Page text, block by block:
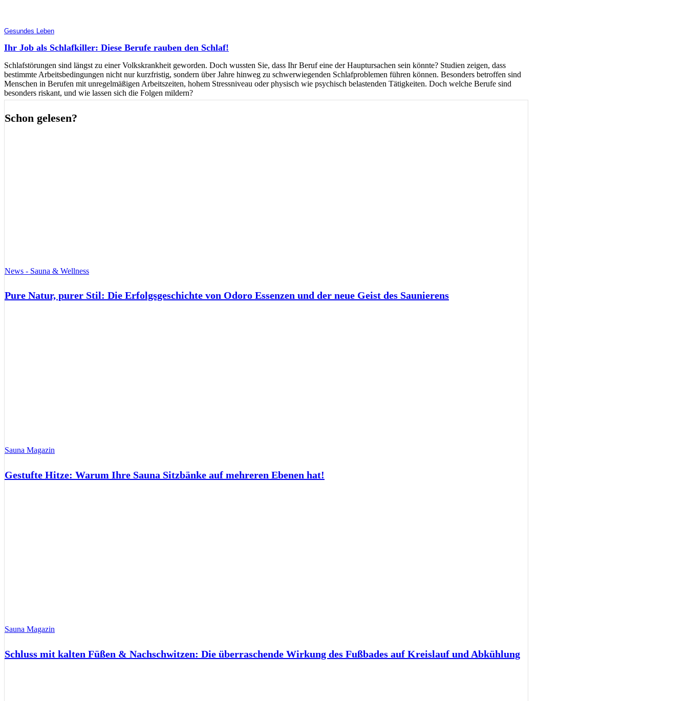
Gesundes Leben
Ihr Job als Schlafkiller: Diese Berufe rauben den Schlaf!
Schlafstörungen sind längst zu einer Volkskrankheit geworden. Doch wussten Sie, dass Ihr Beruf eine der Hauptursachen sein könnte? Studien zeigen, dass
bestimmte Arbeitsbedingungen nicht nur kurzfristig, sondern über Jahre hinweg zu schwerwiegenden Schlafproblemen führen können. Besonders betroffen sind
Menschen in Berufen mit unregelmäßigen Arbeitszeiten, hohem Stressniveau oder physisch wie psychisch belastenden Tätigkeiten. Doch welche Berufe sind
besonders riskant, und wie lassen sich die Folgen mildern?
Schon gelesen?
News - Sauna & Wellness
Pure Natur, purer Stil: Die Erfolgsgeschichte von Odoro Essenzen und der neue Geist des Saunierens
Sauna Magazin
Gestufte Hitze: Warum Ihre Sauna Sitzbänke auf mehreren Ebenen hat!
Sauna Magazin
Schluss mit kalten Füßen & Nachschwitzen: Die überraschende Wirkung des Fußbades auf Kreislauf und Abkühlung